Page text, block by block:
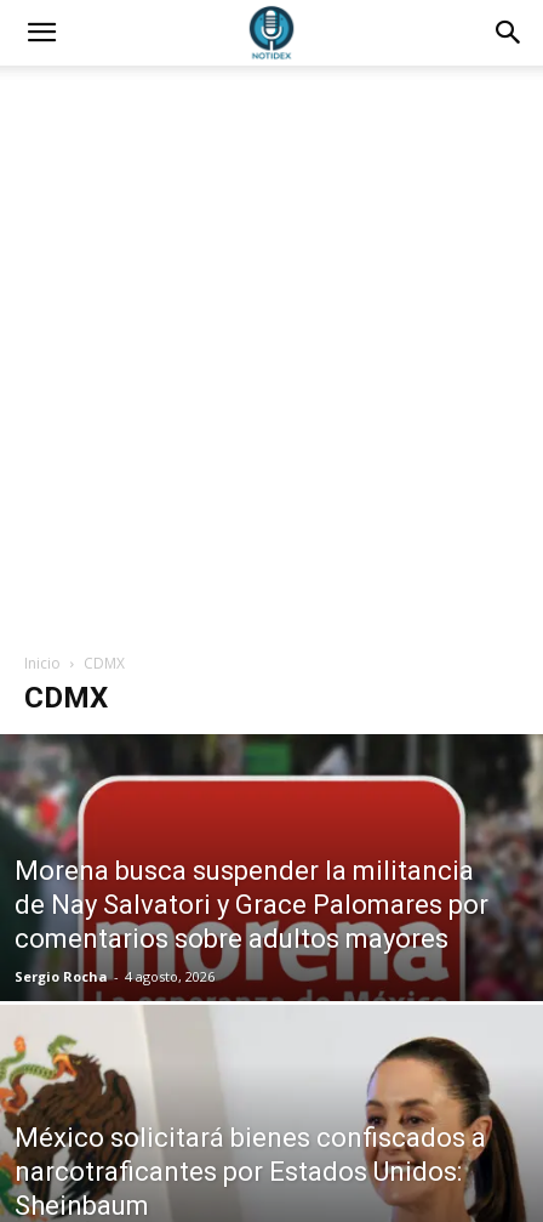
Inicio CDMX
CDMX
Morena busca suspender la militancia
de Nay Salvatori y Grace Palomares por
comentarios sobre adultos mayores
Sergio Rocha - 4 agosto, 2026
México solicitará bienes confiscados a
narcotraficantes por Estados Unidos:
Sheinbaum